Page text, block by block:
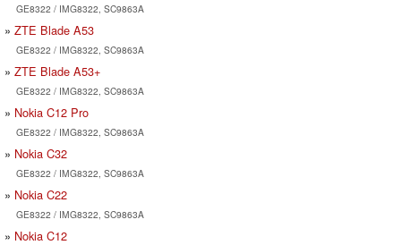
GE8322 / IMG8322, SC9863A
ZTE Blade A53
GE8322 / IMG8322, SC9863A
ZTE Blade A53+
GE8322 / IMG8322, SC9863A
Nokia C12 Pro
GE8322 / IMG8322, SC9863A
Nokia C32
GE8322 / IMG8322, SC9863A
Nokia C22
GE8322 / IMG8322, SC9863A
Nokia C12